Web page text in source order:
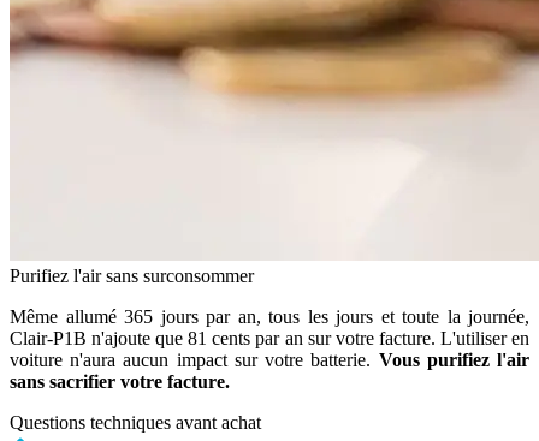
Purifiez l'air sans surconsommer
Même allumé 365 jours par an, tous les jours et toute la journée,
Clair-P1B n'ajoute que 81 cents par an sur votre facture. L'utiliser en
voiture n'aura aucun impact sur votre batterie. Vous purifiez l'air
sans sacrifier votre facture.
Questions techniques avant achat